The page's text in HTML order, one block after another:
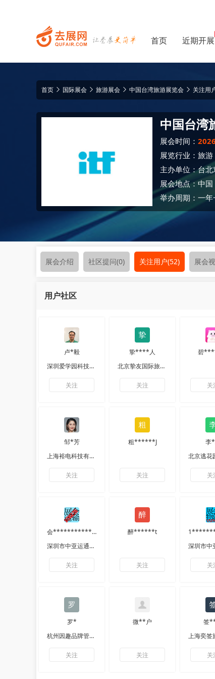
首页 近期开展
首页 国际展会 旅游展会 中国台湾旅游展览会 关注用
中国台湾
展会时间：
展览行业： 旅游
主办单位：台北
展会地点： 中国
举办周期：一年
展会介绍 社区提问(0) 关注用户(52) 展会
用户社区
卢*毅
深圳爱学园科技有限公司
关注
挚****人
北京挚友国际旅行社有限公司
关注
碧
关
邹*芳
上海裕电科技有限公司
关注
粗******J
关注
李
关
会*************输
深圳市中亚运通展览服务有限公司
关注
醉******t
关注 关
罗*
杭州因趣品牌管理有限公司
关注
微**户
关注
签
关